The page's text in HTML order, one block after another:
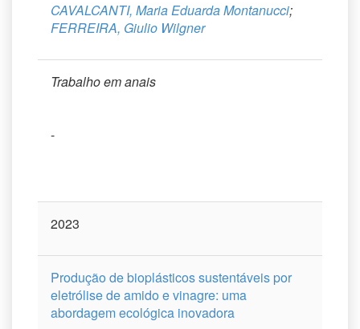
CAVALCANTI, Maria Eduarda Montanucci;
FERREIRA, Giulio Wilgner
Trabalho em anais
-
2023
Produção de bioplásticos sustentáveis por
eletrólise de amido e vinagre: uma
abordagem ecológica inovadora